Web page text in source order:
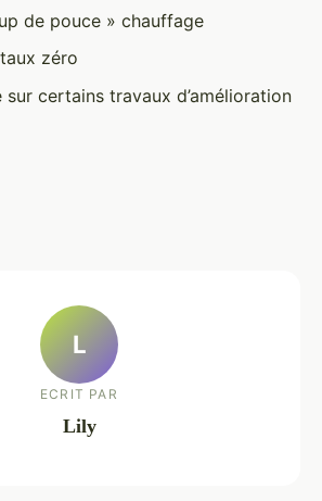
de pouce » chauffage
zéro
sur certains travaux d’amélioration
L
ECRIT PAR
Lily